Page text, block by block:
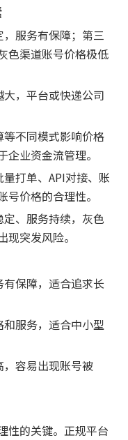
服务有保障；第三
色渠道账号价格极低
，平台或快递公司
不同模式影响价格
业资金流管理。
打单、API对接、账
价格的合理性。
、服务持续，灰色
突发风险。
保障，适合追求长
服务，适合中小型
容易出现账号被
性的关键。正规平台